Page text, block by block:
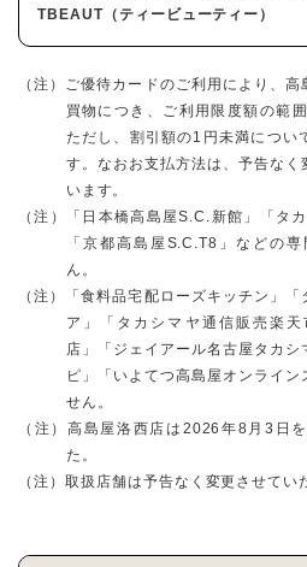
TBEAUT（ティービューティー）
（注）ご優待カードのご利用により、
買物につき、ご利用限度額の範
ただし、割引額の1円未満につい
す。なおお支払方法は、予告な
います。
（注）「日本橋高島屋S.C.新館」「タ
「京都高島屋S.C.T8」などの
ん。
（注）「食料品宅配ローズキッチン」
ア」「タカシマヤ通信販売楽
店」「ジェイアール名古屋タカ
ピ」「いよてつ高島屋オンライ
せん。
（注）高島屋洛西店は2026年8月3日
た。
（注）取扱店舗は予告なく変更させてい